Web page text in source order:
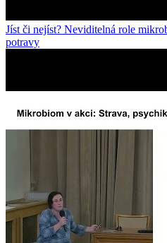
Jíst či nejíst? Neviditelná role
potravy